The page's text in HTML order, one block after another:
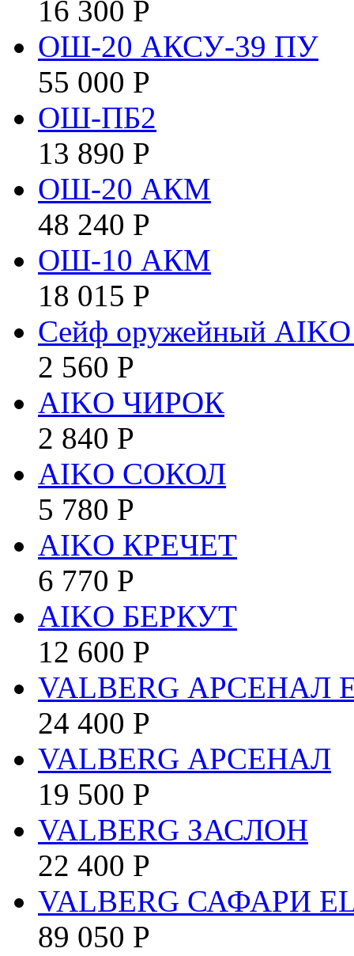
16 300 Р
ОШ-20 АКСУ-39 ПУ
55 000 Р
ОШ-ПБ2
13 890 Р
ОШ-20 АКМ
48 240 Р
ОШ-10 АКМ
18 015 Р
Сейф оружейный
2 560 Р
AIKO ЧИРОК
2 840 Р
AIKO СОКОЛ
5 780 Р
AIKO КРЕЧЕТ
6 770 Р
AIKO БЕРКУТ
12 600 Р
VALBERG АРСЕНАЛ
24 400 Р
VALBERG АРСЕНАЛ
19 500 Р
VALBERG ЗАСЛОН
22 400 Р
VALBERG САФАРИ
89 050 Р